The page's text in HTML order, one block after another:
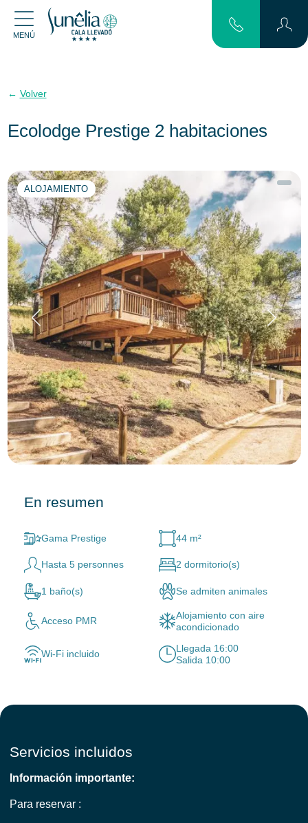
MENÚ
Volver
Ecolodge Prestige 2 habitaciones
ALOJAMIENTO
En resumen
Gama Prestige 44 m²
Hasta 5 personnes 2 dormitorio(s)
1 baño(s) Se admiten animales
Acceso PMR
Alojamiento con aire
acondicionado
Wi-Fi incluido
Llegada 16:00
Salida 10:00
Servicios incluidos
Información importante:
Para reservar :